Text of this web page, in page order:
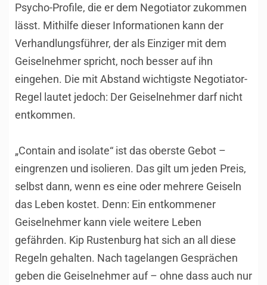
Psycho-Profile, die er dem Negotiator zukommen
lässt. Mithilfe dieser Informationen kann der
Verhandlungsführer, der als Einziger mit dem
Geiselnehmer spricht, noch besser auf ihn
eingehen. Die mit Abstand wichtigste Negotiator-
Regel lautet jedoch: Der Geiselnehmer darf nicht
entkommen.
„Contain and isolate“ ist das oberste Gebot –
eingrenzen und isolieren. Das gilt um jeden Preis,
selbst dann, wenn es eine oder mehrere Geiseln
das Leben kostet. Denn: Ein entkommener
Geiselnehmer kann viele weitere Leben
gefährden. Kip Rustenburg hat sich an all diese
Regeln gehalten. Nach tagelangen Gesprächen
geben die Geiselnehmer auf – ohne dass auch nur